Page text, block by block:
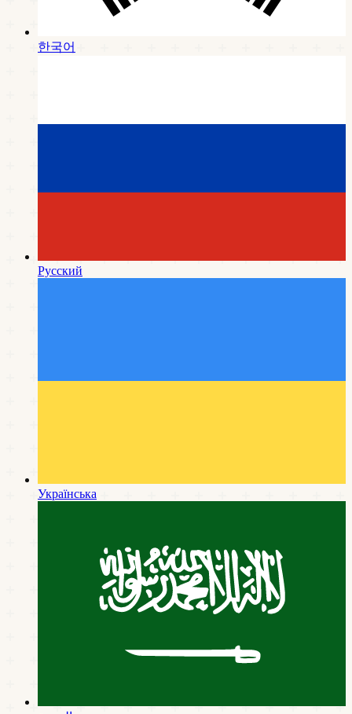
한국어
Русский
Українська